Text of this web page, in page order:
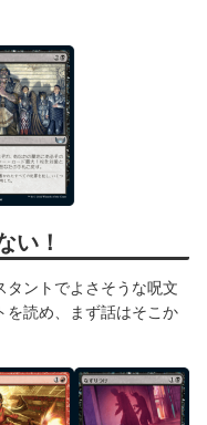
い！
タントでよさそうな呪文
を読め、まず話はそこか